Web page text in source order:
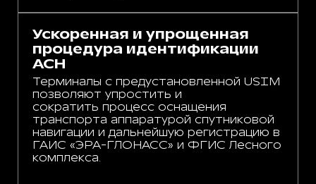
Ускоренная и упрощенная
процедура идентификации
АСН
Терминалы с предустановленной USIM
позволяют упростить и
сократить процесс оснащения
транспорта аппаратурой спутниковой
навигации и дальнейшую регистрацию в
ГАИС «ЭРА-ГЛОНАСС» и ФГИС Лесного
комплекса.